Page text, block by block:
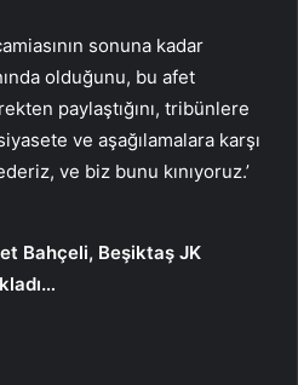
sonuna kadar
olduğunu, bu afet
paylaştığını, tribünlere
ve aşağılamalara karşı
ve biz bunu kınıyoruz.’
Bahçeli, Beşiktaş JK